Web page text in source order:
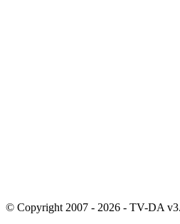
© Copyright 2007 - 2026 - TV-DA